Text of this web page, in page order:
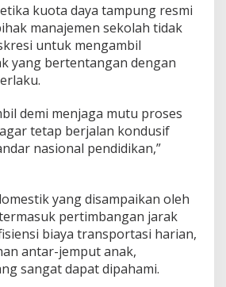
kuota daya tampung resmi
manajemen sekolah tidak
untuk mengambil
yang bertentangan dengan
demi menjaga mutu proses
tetap berjalan kondusif
nasional pendidikan,”
yang disampaikan oleh
pertimbangan jarak
biaya transportasi harian,
antar-jemput anak,
sangat dapat dipahami.